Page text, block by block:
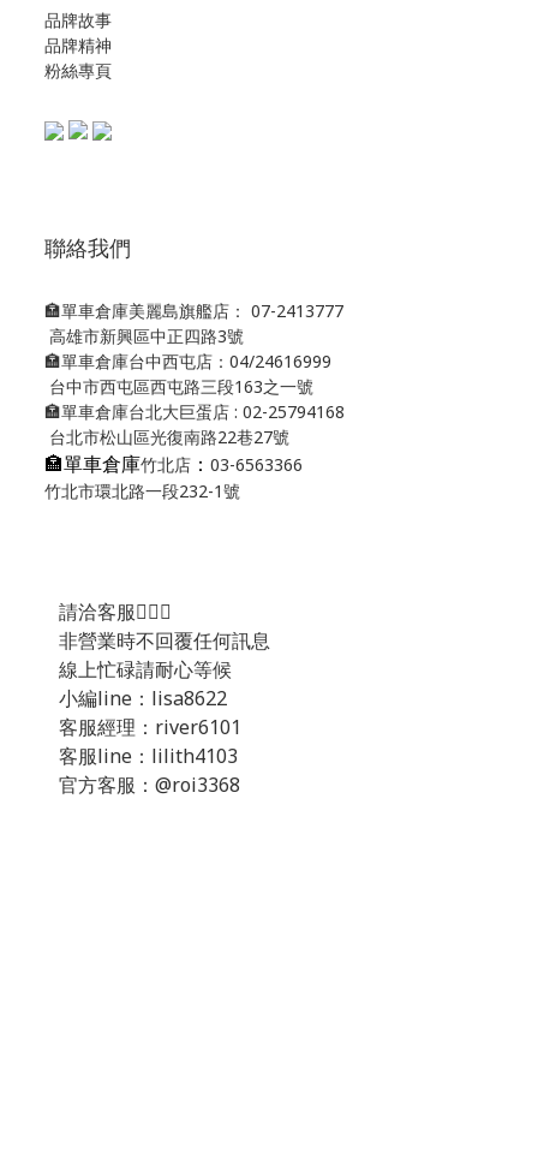
品牌故事
品牌精神
粉絲專頁
聯絡我們
🏣單車倉庫美麗島旗艦店： 07-2413777
高雄市新興區中正四路3號
🏣單車倉庫台中西屯店：04/24616999
台中市西屯區西屯路三段163之一號
🏣單車倉庫台北大巨蛋店 : 02-25794168
台北市松山區光復南路22巷27號
🏣單車倉庫竹北店 ： 03-6563366
竹北市環北路一段232-1號
請洽客服💁🏻‍♂️
非營業時不回覆任何訊息
線上忙碌請耐心等候
小編line：lisa8622
客服經理：river6101
客服line：lilith4103
官方客服：@roi3368